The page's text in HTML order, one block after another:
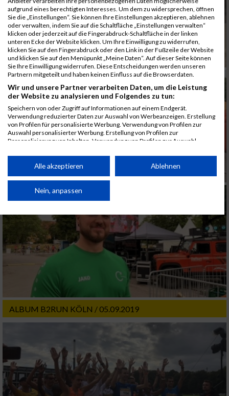
ALBUM B2RUN KÖLN / 05.09.2019
aufgrund eines berechtigten Interesses. Um dem zu widersprechen, öffnen
Sie die „Einstellungen“. Sie können Ihre Einstellungen akzeptieren, ablehnen
oder verwalten, indem Sie auf die Schaltfläche „Einstellungen verwalten“
klicken oder jederzeit auf die Fingerabdruck-Schaltfläche in der linken
unteren Ecke der Website klicken. Um Ihre Einwilligung zu widerrufen,
klicken Sie auf den Fingerabdruck oder den Link in der Fußzeile der Website
und klicken Sie auf den Menüpunkt „Meine Daten“. Auf dieser Seite können
Sie Ihre Einwilligung widerrufen. Diese Entscheidungen werden unseren
Partnern mitgeteilt und haben keinen Einfluss auf die Browserdaten.
Wir und unsere Partner verarbeiten Daten, um die Leistung
der Website zu analysieren und Folgendes zu tun:
Speichern von oder Zugriff auf Informationen auf einem Endgerät.
Verwendung reduzierter Daten zur Auswahl von Werbeanzeigen. Erstellung
von Profilen für personalisierte Werbung. Verwendung von Profilen zur
Auswahl personalisierter Werbung. Erstellung von Profilen zur
Personalisierung von Inhalten. Verwendung von Profilen zur Auswahl
Performance von Inhalten. Analyse von Zielgruppen durch Statistiken oder
Kombinationen von Daten aus verschiedenen Quellen. Entwicklung und
von Inhalten.
Daten können außerhalb der Europäischen Union weitergegeben und in die
Website/App.
Partnerliste anzeigen (1 IAB-Anbieter)
Wir nutzen Ihre Daten für folgende Zwecke:
IAB-Verarbeitungszwecke:
Speichern von oder Zugriff auf Informationen
auf einem Endgerät
Verwendung reduzierter Daten zur Auswahl
von Werbeanzeigen
Erstellung von Profilen für personalisierte
Verwendung von Profilen zur Auswahl
personalisierter Werbung
Alle akzeptieren Ablehnen
Nein, anpassen